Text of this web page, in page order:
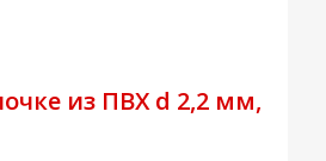
из ПВХ d 2,2 мм,